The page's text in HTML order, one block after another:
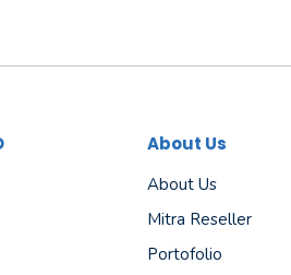
About Us
About Us
Mitra Reseller
Portofolio